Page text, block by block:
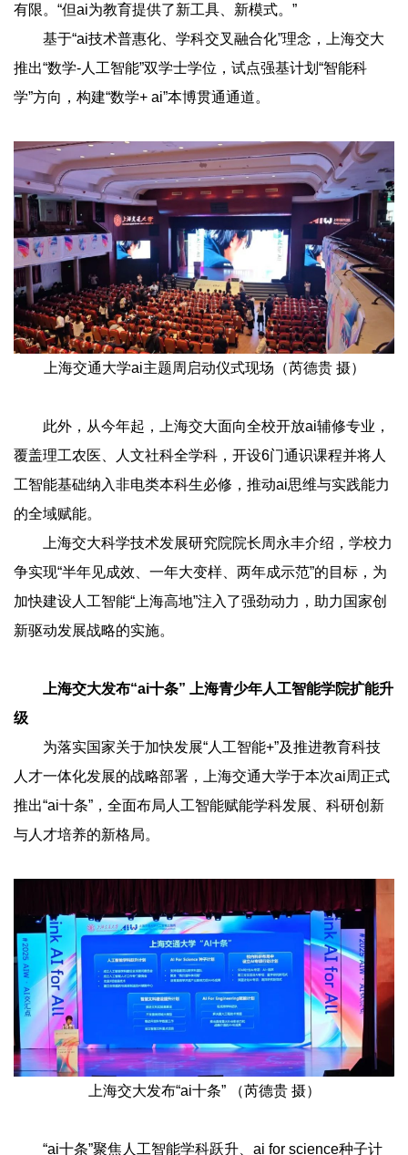
有限。“但ai为教育提供了新工具、新模式。”
基于“ai技术普惠化、学科交叉融合化”理念，上海交大
推出“数学-人工智能”双学士学位，试点强基计划“智能科
学”方向，构建“数学+ ai”本博贯通通道。
上海交通大学ai主题周启动仪式现场（芮德贵 摄）
此外，从今年起，上海交大面向全校开放ai辅修专业，
覆盖理工农医、人文社科全学科，开设6门通识课程并将人
工智能基础纳入非电类本科生必修，推动ai思维与实践能力
的全域赋能。
上海交大科学技术发展研究院院长周永丰介绍，学校力
争实现“半年见成效、一年大变样、两年成示范”的目标，为
加快建设人工智能“上海高地”注入了强劲动力，助力国家创
新驱动发展战略的实施。
上海交大发布“ai十条”
上海青少年人工智能学院扩能升
级
为落实国家关于加快发展“人工智能+”及推进教育科技
人才一体化发展的战略部署，上海交通大学于本次ai周正式
推出“ai十条”，全面布局人工智能赋能学科发展、科研创新
与人才培养的新格局。
上海交大发布“ai十条” （芮德贵 摄）
“ai十条”聚焦人工智能学科跃升、ai for science种子计